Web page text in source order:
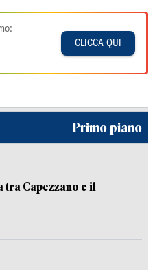
CLICCA QUI
Primo piano
tra Capezzano e il